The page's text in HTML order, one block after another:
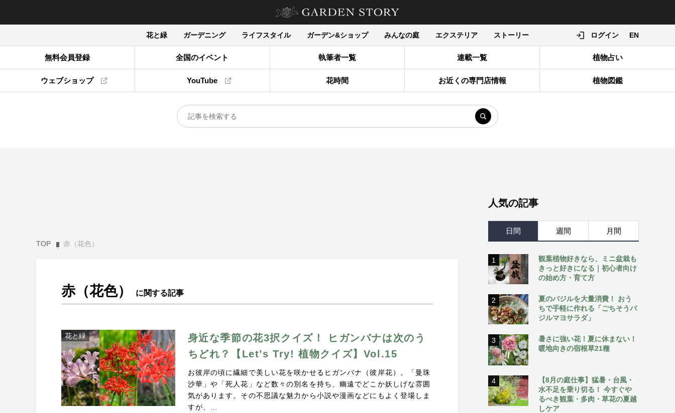
花と緑 ガーデニング ライフスタイル ガーデン&ショップ みんなの庭 エクステリア ストーリー ログイン EN
無料会員登録 全国のイベント 執筆者一覧 連載一覧 植物占い
ウェブショップ YouTube 花時間 お近くの専門店情報 植物図鑑
TOP 赤（花色）
赤（花色） に関する記事
花と緑
身近な季節の花3択クイズ！ ヒガンバナは次のう
ちどれ？【Let’s Try! 植物クイズ】Vol.15
お彼岸の頃に繊細で美しい花を咲かせるヒガンバナ（彼岸花）。「曼珠
沙華」や「死人花」など数々の別名を持ち、幽遠でどこか妖しげな雰囲
気があります。その不思議な魅力から小説や漫画などにもよく登場しま
すが、…
人気の記事
日間 週間 月間
1
観葉植物好きなら、ミニ盆栽も
きっと好きになる｜初心者向け
の始め方・育て方
2
夏のバジルを大量消費！ おう
ちで手軽に作れる「ごちそうバ
ジルマヨサラダ」
3
暑さに強い花！夏に休まない！
暖地向きの宿根草21種
4
【8月の庭仕事】猛暑・台風・
水不足を乗り切る！ 今すぐや
るべき観葉・多肉・草花の夏越
しケア